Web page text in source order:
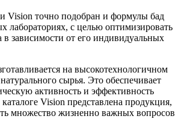
Vision точно подобран и формулы бад
лабораториях, с целью оптимизировать
в зависимости от его индивидуальных
на высокотехнологичном
сырья. Это обеспечивает
активность и эффективность
Vision представлена продукция,
множество жизненно важных вопросов